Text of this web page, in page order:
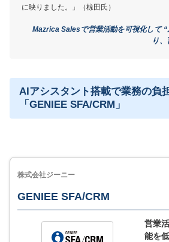
に映りました。」（椋田氏）
Mazrica Salesで営業活動を可視化して
り
AIアシスタント搭載で業務の負
「GENIEE SFA/CRM」
株式会社ジーニー
GENIEE SFA/CRM
営業
能を